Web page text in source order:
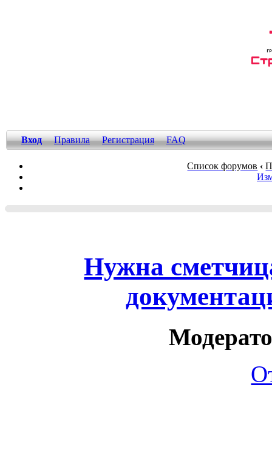
Вход Правила Регистрация FAQ
Список форумов ‹
Нужна